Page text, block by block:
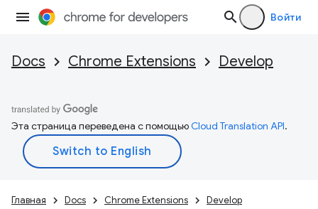
Войти
Docs Chrome Extensions Develop
Эта страница переведена с помощьюCloud Translation API.
Главная Docs Chrome Extensions Develop